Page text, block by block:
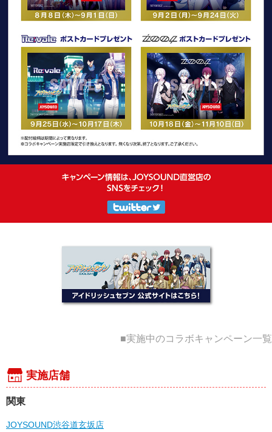
■実施中のコラボキャンペーン一覧
実施店舗
関東
JOYSOUND渋谷道玄坂店